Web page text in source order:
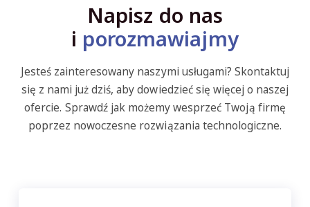
Napisz do nas
i porozmawiajmy
Jesteś zainteresowany naszymi usługami? Skontaktuj
się z nami już dziś, aby dowiedzieć się więcej o naszej
ofercie. Sprawdź jak możemy wesprzeć Twoją firmę
poprzez nowoczesne rozwiązania technologiczne.